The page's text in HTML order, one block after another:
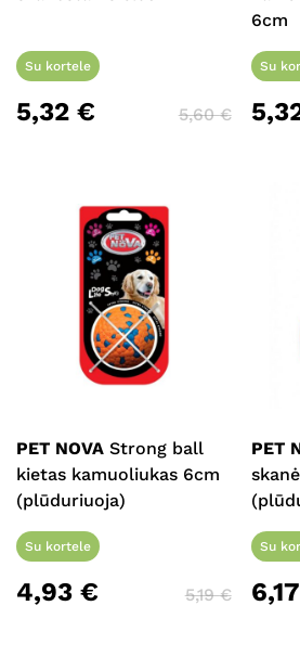
Krepšelyje nėra
Eiti Į
Su kortele
5,32 € 5,60€
6cm
Su
PET NOVA Strong ball
kietas kamuoliukas 6cm
(plūduriuoja)
Su kortele
4,93 € 5,19€
PET
Su